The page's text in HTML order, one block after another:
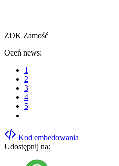
ZDK Zamość
Oceń news:
1
2
3
4
5
Kod embedowania
Udostępnij na: